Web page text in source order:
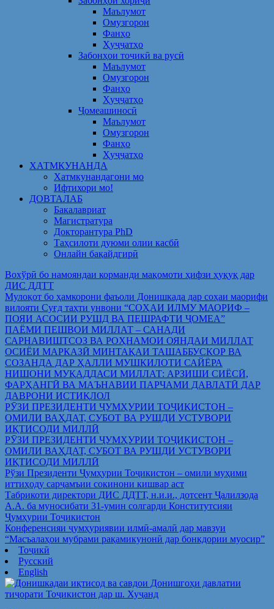
Маълумот
Омузгорон
Фанҳо
Ҳуҷҷатҳо
Забонҳои тоҷикӣ ва русӣ
Маълумот
Омузгорон
Фанҳо
Ҳуҷҷатҳо
Ҷомеашиносӣ
Маълумот
Омузгорон
Фанҳо
Ҳуҷҷатҳо
ХАТМКУНАНДА
Хатмкунандагони мо
Ифтихори мо!
ДОВТАЛАБ
Бакалавриат
Магистратура
Докторантура PhD
Таҳсилоти дуюми олии касбӣ
Онлайн бақайдгирӣ
Вохўрӣ бо намояндаи корманди мақомоти ҳифзи ҳуқуқ дар
ДИС ДДТТ
Мулоқот бо ҳамкорони фаъоли Донишкада дар соҳаи маорифи
вилояти Суғд таҳти унвони “СОҲАИ ИЛМУ МАОРИФ –
ПОЯИ АСОСИИ РУШД ВА ПЕШРАФТИ ҶОМЕА”
ПАЁМИ ПЕШВОИ МИЛЛАТ – САНАДИ
САРНАВИШТСОЗ ВА РОҲНАМОИ ОЯНДАИ МИЛЛАТ
ОСИЁИ МАРКАЗӢ МИНТАҚАИ ТАШАББУСКОР ВА
СОЗАНДА ДАР ҲАЛЛИ МУШКИЛОТИ САЙЁРА
НИШОНИ МУҚАДДАСИ МИЛЛАТ: АРЗИШИ СИЁСӢ,
ФАРҲАНГӢ ВА МАЪНАВИИ ПАРЧАМИ ДАВЛАТӢ ДАР
ДАВРОНИ ИСТИҚЛОЛ
РӮЗИ ПРЕЗИДЕНТИ ҶУМҲУРИИ ТОҶИКИСТОН –
ОМИЛИ ВАҲДАТ, СУБОТ ВА РУШДИ УСТУВОРИ
ИҚТИСОДИ МИЛЛӢ
РӮЗИ ПРЕЗИДЕНТИ ҶУМҲУРИИ ТОҶИКИСТОН –
ОМИЛИ ВАҲДАТ, СУБОТ ВА РУШДИ УСТУВОРИ
ИҚТИСОДИ МИЛЛӢ
Рўзи Президенти Ҷумҳурии Тоҷикистон – омили муҳими
иттиҳоду сарҷамъии сокинони кишвар аст
Табрикоти директори ДИС ДДТТ, н.и.и., дотсент Ҷалилзода
А.А. ба муносибати 31-умин солгарди Конститутсияи
Ҷумҳурии Тоҷикистон
Конференсияи ҷумҳуриявии илмӣ-амалӣ дар мавзуи
“Масъалаҳои мубрами рақамикунонӣ дар бонкдории муосир”
Тоҷикӣ
Русский
English